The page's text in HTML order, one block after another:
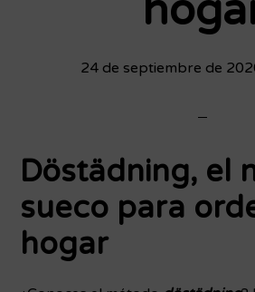
24 de septiembre de
Döstädning, el
sueco para
hogar